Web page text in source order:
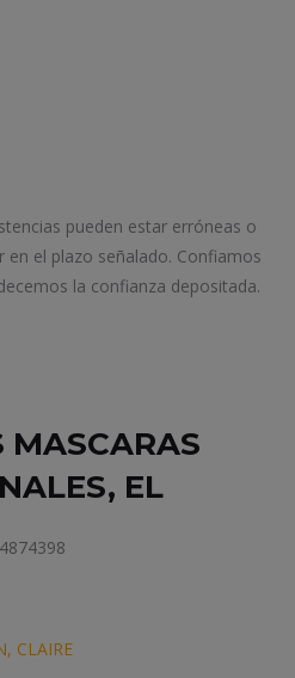
pueden estar erróneas o
el plazo señalado. Confiamos
la confianza depositada.
MASCARAS
EL
CLAIRE